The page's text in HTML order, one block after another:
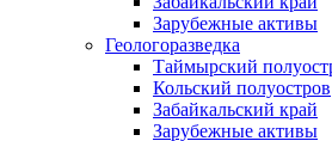
Зарубежные активы
Геологоразведка
Таймырский
Кольский полуостров
Забайкальский край
Зарубежные активы